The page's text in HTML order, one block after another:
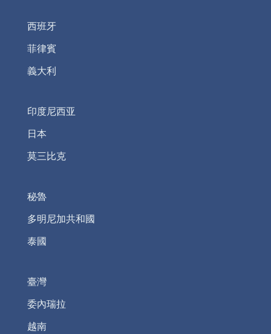
西班牙
菲律賓
義大利
印度尼西亚
日本
莫三比克
秘魯
多明尼加共和國
泰國
臺灣
委內瑞拉
越南